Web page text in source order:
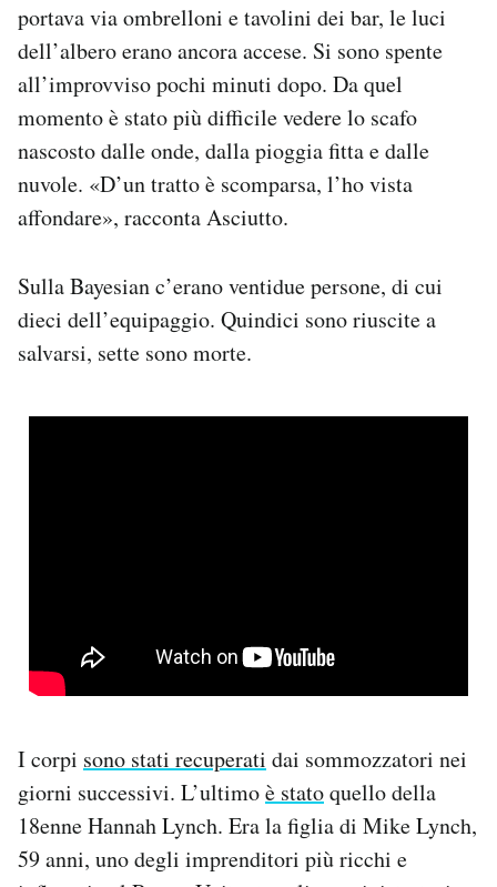
portava via ombrelloni e tavolini dei bar, le luci
dell’albero erano ancora accese. Si sono spente
all’improvviso pochi minuti dopo. Da quel
momento è stato più difficile vedere lo scafo
nascosto dalle onde, dalla pioggia fitta e dalle
nuvole. «D’un tratto è scomparsa, l’ho vista
affondare», racconta Asciutto.
Sulla Bayesian c’erano ventidue persone, di cui
dieci dell’equipaggio. Quindici sono riuscite a
salvarsi, sette sono morte.
I corpi sono stati recuperati dai sommozzatori nei
giorni successivi. L’ultimoè statoquello della
18enne Hannah Lynch. Era la figlia di Mike Lynch,
59 anni, uno degli imprenditori più ricchi e